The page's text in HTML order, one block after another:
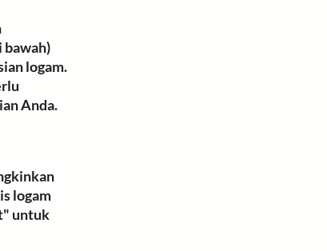
bawah)
logam.
Anda.
logam
untuk